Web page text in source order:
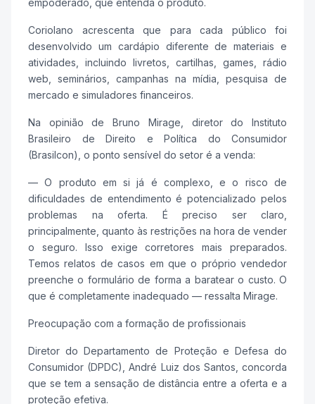
Coriolano acrescenta que para cada público foi
desenvolvido um cardápio diferente de materiais e
atividades, incluindo livretos, cartilhas, games, rádio
web, seminários, campanhas na mídia, pesquisa de
mercado e simuladores financeiros.
Na opinião de Bruno Mirage, diretor do Instituto
Brasileiro de Direito e Política do Consumidor
(Brasilcon), o ponto sensível do setor é a venda:
— O produto em si já é complexo, e o risco de
dificuldades de entendimento é potencializado pelos
problemas na oferta. É preciso ser claro,
principalmente, quanto às restrições na hora de vender
o seguro. Isso exige corretores mais preparados.
Temos relatos de casos em que o próprio vendedor
preenche o formulário de forma a baratear o custo. O
que é completamente inadequado — ressalta Mirage.
Preocupação com a formação de profissionais
Diretor do Departamento de Proteção e Defesa do
Consumidor (DPDC), André Luiz dos Santos, concorda
que se tem a sensação de distância entre a oferta e a
proteção efetiva.